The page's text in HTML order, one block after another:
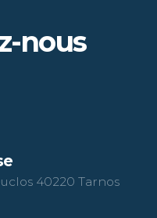
nous
40220 Tarnos